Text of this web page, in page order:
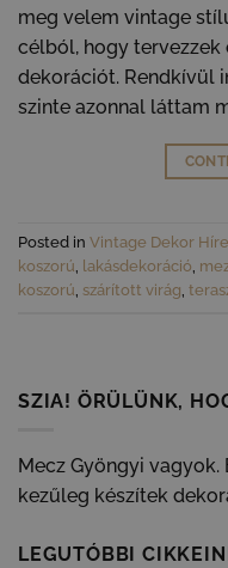
meg velem vintage
célból, hogy tervezzek
dekorációt. Rendkívül
szinte azonnal láttam
Posted in Vintage Dekor
koszorú, lakásdekoráció,
koszorú, szárított virág,
SZIA! ÖRÜLÜNK,
Mecz Gyöngyi
kezűleg készítek
LEGUTÓBBI